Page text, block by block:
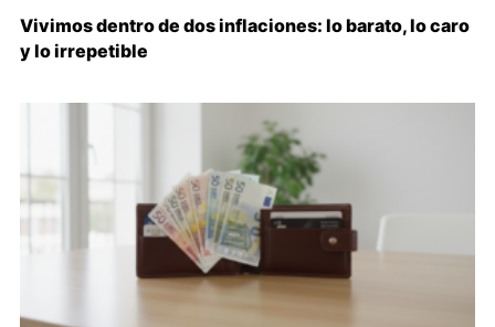
Vivimos dentro de dos inflaciones: lo barato, lo caro
y lo irrepetible